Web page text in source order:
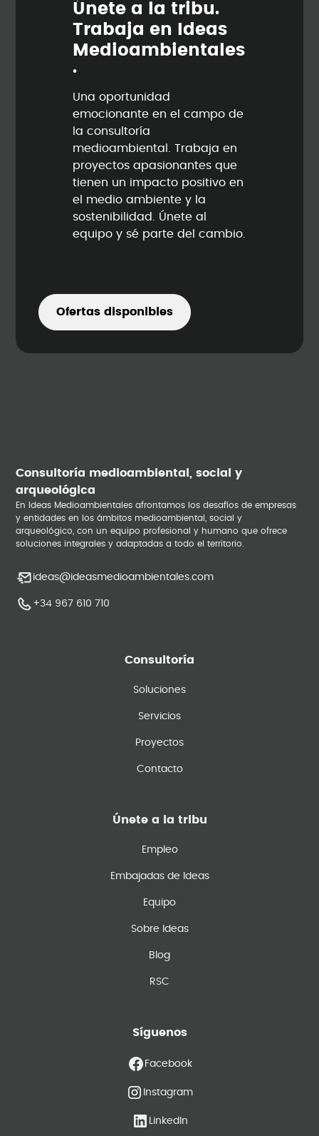
Únete a la tribu.
Trabaja en Ideas
Medioambienta les
.
Una oportunidad
emocionante en el campo de
la consultoría
medioambiental. Trabaja en
proyectos apasionantes que
tienen un impacto positivo en
el medio ambiente y la
sostenibilidad. Únete al
equipo y sé parte del cambio.
Ofertas disponibles
Consultoría medioambiental, social y
arqueológica
En Ideas Medioambientales afrontamos los desafíos de empresas
y entidades en los ámbitos medioambiental, social y
arqueológico, con un equipo profesional y humano que ofrece
soluciones integrales y adaptadas a todo el territorio.
ideas@ideasmedioambientales.com
+34 967 610 710
Consultoría
Soluciones
Servicios
Proyectos
Contacto
Únete a la tribu
Empleo
Embajadas de Ideas
Equipo
Sobre Ideas
Blog
RSC
Síguenos
Facebook
Instagram
LinkedIn